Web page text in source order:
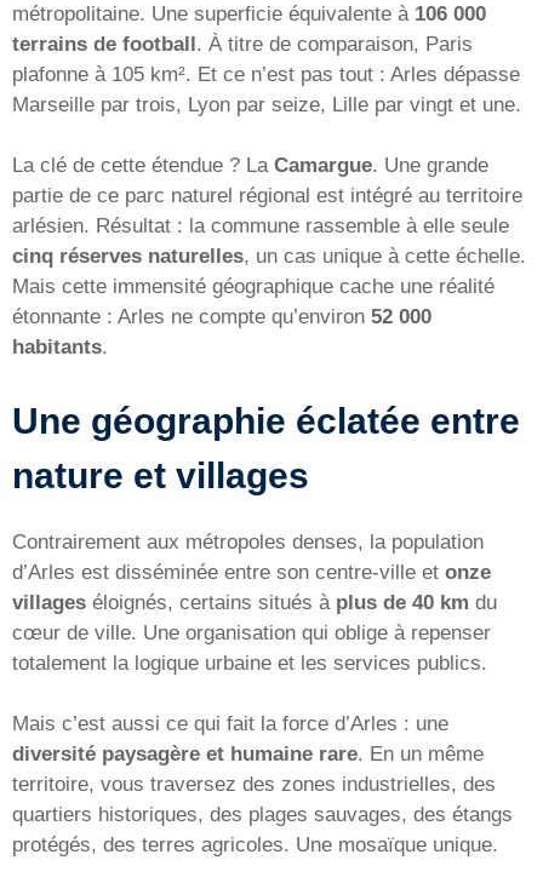
métropolitaine. Une superficie équivalente à 106 000
terrains de football. À titre de comparaison, Paris
plafonne à 105 km². Et ce n’est pas tout : Arles dépasse
Marseille par trois, Lyon par seize, Lille par vingt et une.
La clé de cette étendue ? La Camargue. Une grande
partie de ce parc naturel régional est intégré au territoire
arlésien. Résultat : la commune rassemble à elle seule
cinq réserves naturelles, un cas unique à cette échelle.
Mais cette immensité géographique cache une réalité
étonnante : Arles ne compte qu’environ 52 000
habitants.
Une géographie éclatée entre
nature et villages
Contrairement aux métropoles denses, la population
d’Arles est disséminée entre son centre-ville et onze
villages éloignés, certains situés à plus de 40 km du
cœur de ville. Une organisation qui oblige à repenser
totalement la logique urbaine et les services publics.
Mais c’est aussi ce qui fait la force d’Arles : une
diversité paysagère et humaine rare. En un même
territoire, vous traversez des zones industrielles, des
quartiers historiques, des plages sauvages, des étangs
protégés, des terres agricoles. Une mosaïque unique.